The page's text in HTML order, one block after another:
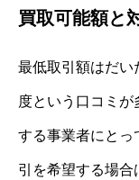
買取可能額と
最低取引額はだい
度という口コミが
する事業者にとっ
引を希望する場合